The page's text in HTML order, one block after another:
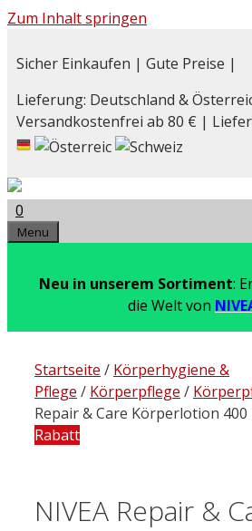
Zum Inhalt springen
Sicher Einkaufen | Gute Preise |
Lieferung: Deutschland &
Versandkostenfrei ab 80 € |
0
Menu
Neu in unserem Sortiment:
die Welt von
Startseite / Körperhygiene &
Pflege / Körperpflege /
Repair & Care Körperlotion 400
Rabatt
NIVEA Repair &